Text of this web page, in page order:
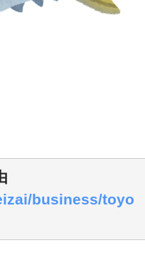
business/toyo